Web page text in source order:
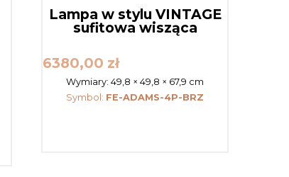
Lampa w stylu VINTAGE
sufitowa wisząca
6380,00 zł
Wymiary:49,8 × 49,8 × 67,9 cm
Symbol: FE-ADAMS-4P-BRZ